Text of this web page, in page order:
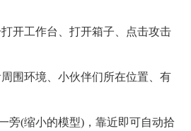
开工作台、打开箱子、点击攻击
围环境、小伙伴们所在位置、有
旁(缩小的模型)，靠近即可自动拾